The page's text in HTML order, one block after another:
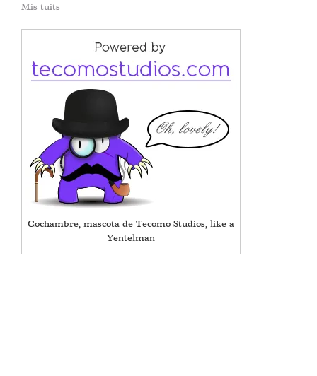
Mis tuits
Cochambre, mascota de Tecomo Studios, like a
Yentelman